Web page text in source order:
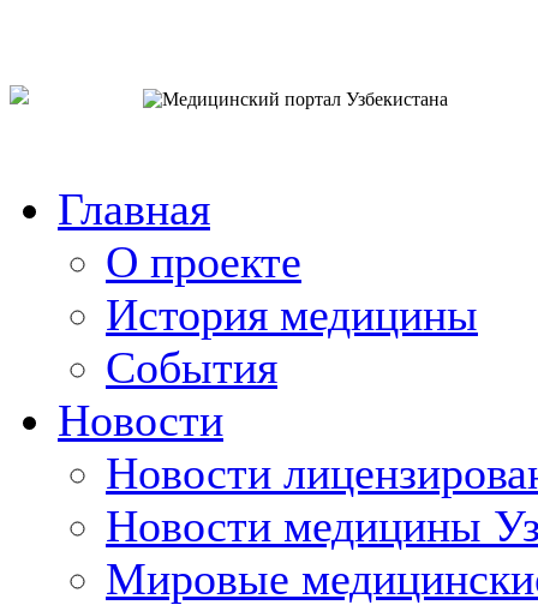
Главная
О проекте
История медицины
События
Новости
Новости
Новости медицины
Мировые